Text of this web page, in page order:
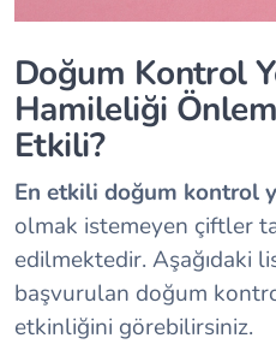
Doğum Kontrol
Hamileliği
Etkili?
En etkili doğum kontrol
olmak istemeyen çiftler
edilmektedir. Aşağıdaki
başvurulan doğum
etkinliğini görebilirsiniz.